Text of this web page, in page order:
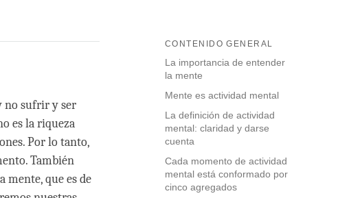
CONTENIDO GENERAL
La importancia de entender
la mente
Mente es actividad mental
La definición de actividad
mental: claridad y darse
cuenta
Cada momento de actividad
mental está conformado por
cinco agregados
no sufrir y ser
es la riqueza
Por lo tanto,
También
mente, que es de